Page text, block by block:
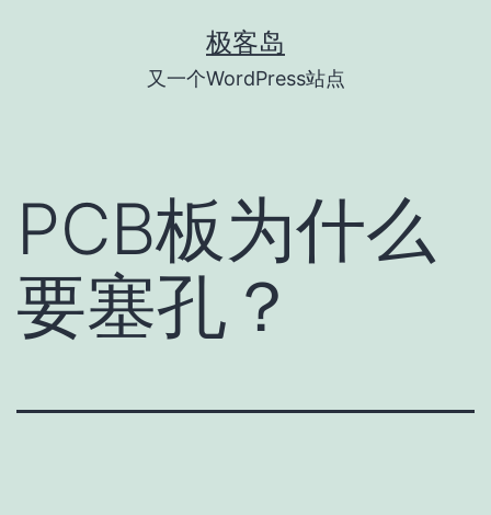
极客岛
又一个WordPress站点
PCB板为什么
要塞孔？